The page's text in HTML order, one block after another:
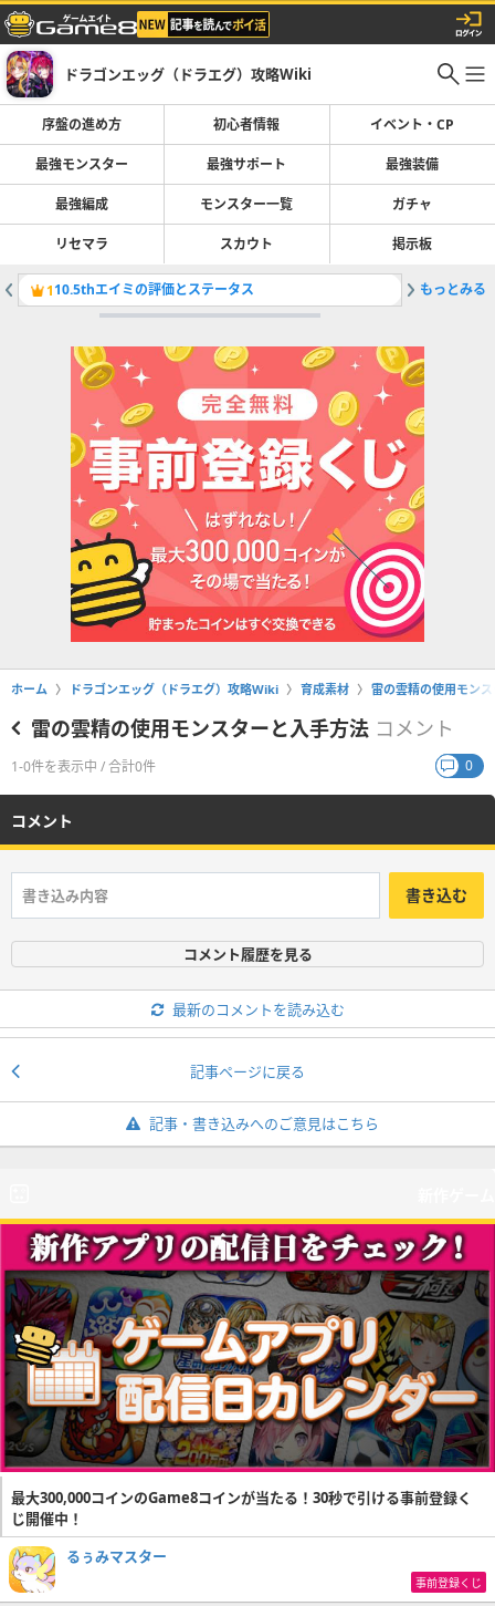
ドラゴンエッグ（ドラエグ）攻略Wiki
序盤の進め方 初心者情報 イベント・CP
最強モンスター 最強サポート 最強装備
最強編成 モンスター一覧 ガチャ
リセマラ スカウト 掲示板
110.5thエイミの評価とステータス 2ギルド
もっとみる
ホーム ドラゴンエッグ（ドラエグ）攻略Wiki 育成素材 雷の雲精の使用モン
雷の雲精の使用モンスターと入手方法 コメント
1-0件を表示中 / 合計0件 0
コメント
書き込む
コメント履歴を見る
最新のコメントを読み込む
記事ページに戻る
記事・書き込みへのご意見はこちら
最大300,000コインのGame8コインが当たる！30秒で引ける事前登録く
じ開催中！
るぅみマスター
事前登録くじ